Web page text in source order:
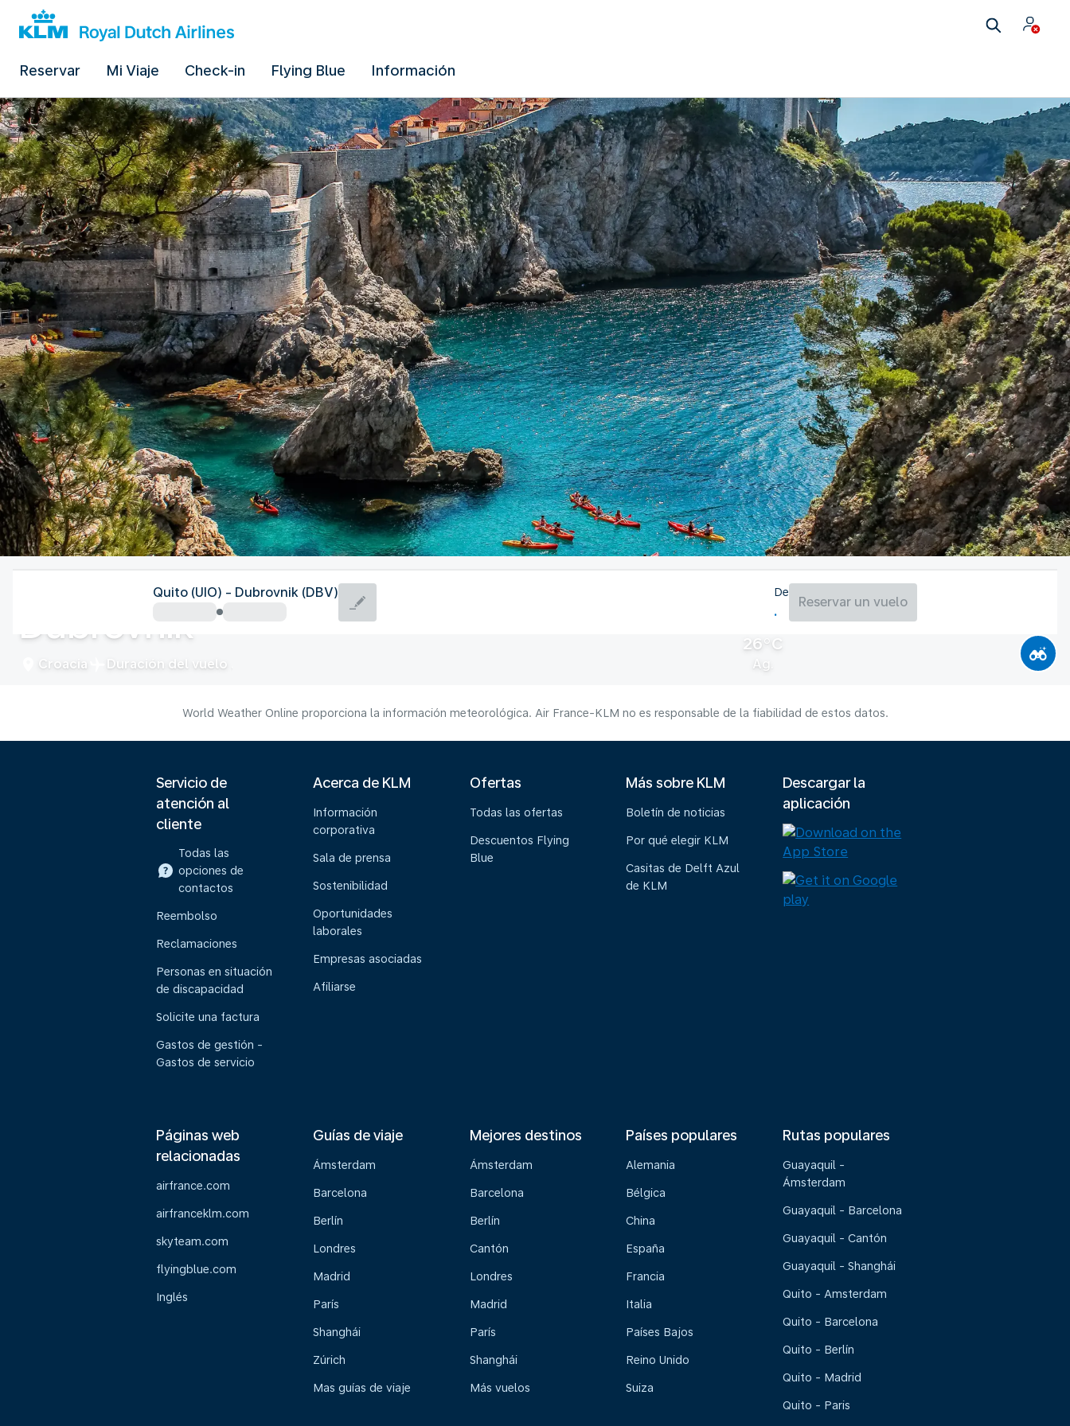
Reservar Mi Viaje Check-in Flying Blue Información
Dubrovnik
Croacia Duración del vuelo
26°C
Ag.
Quito (UIO) - Dubrovnik (DBV) De
Reservar un vuelo
World Weather Online proporciona la información meteorológica. Air France-KLM no es responsable de la fiabilidad de estos datos.
Servicio de
atención al
cliente
Todas las
opciones de
contactos
Reembolso
Reclamaciones
Personas en situación
de discapacidad
Solicite una factura
Gastos de gestión -
Gastos de servicio
Acerca de KLM
Información
corporativa
Sala de prensa
Sostenibilidad
Oportunidades
laborales
Empresas asociadas
Afiliarse
Ofertas
Todas las ofertas
Descuentos Flying
Blue
Más sobre KLM
Boletín de noticias
Por qué elegir KLM
Casitas de Delft Azul
de KLM
Descargar la
aplicación
Páginas web
relacionadas
airfrance.com
airfranceklm.com
skyteam.com
flyingblue.com
Inglés
Guías de viaje
Ámsterdam
Barcelona
Berlín
Londres
Madrid
París
Shanghái
Zúrich
Mas guías de viaje
Mejores destinos
Ámsterdam
Barcelona
Berlín
Cantón
Londres
Madrid
París
Shanghái
Más vuelos
Países populares
Alemania
Bélgica
China
España
Francia
Italia
Países Bajos
Reino Unido
Suiza
Rutas populares
Guayaquil -
Ámsterdam
Guayaquil - Barcelona
Guayaquil - Cantón
Guayaquil - Shanghái
Quito - Amsterdam
Quito - Barcelona
Quito - Berlín
Quito - Madrid
Quito - Paris